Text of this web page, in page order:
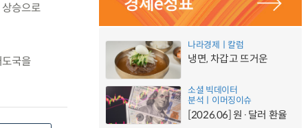
승으로
국을
나라경제ㅣ칼럼
냉면, 차갑고 뜨거운
소셜 빅데이터
분석ㅣ이머징이슈
[2026.06] 원·달러 환율